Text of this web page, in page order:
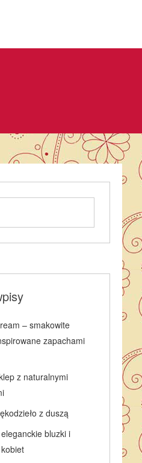
– smakowite
zapachami
z naturalnymi
z duszą
bluzki i